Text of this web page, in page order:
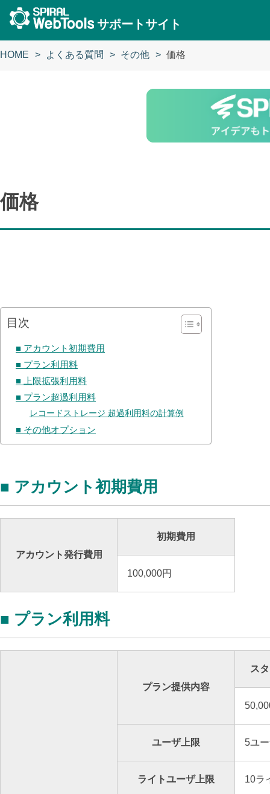
サポートサイト
HOME よくある質問 その他 価格
価格
目次
■ アカウント初期費用
■ プラン利用料
■ 上限拡張利用料
■ プラン超過利用料
レコードストレージ 超過利用料の計算例
■ その他オプション
■ アカウント初期費用
アカウント発行費用
初期費用
100,000円
■ プラン利用料
プラン提供内容
ス
ユーザ上限 5ユ
ライトユーザ上限 10ラ